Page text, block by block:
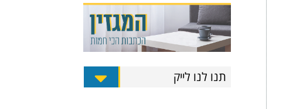
תנו לנו לייק